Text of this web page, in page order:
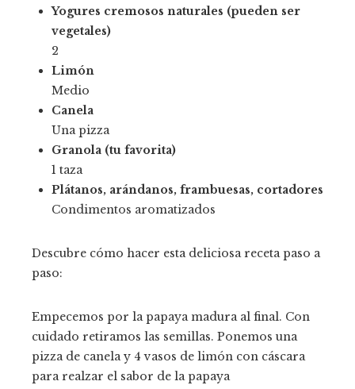
Yogures cremosos naturales (pueden ser
vegetales)
2
Limón
Medio
Canela
Una pizza
Granola (tu favorita)
1 taza
Plátanos, arándanos, frambuesas, cortadores
Condimentos aromatizados
Descubre cómo hacer esta deliciosa receta paso a
paso:
Empecemos por la papaya madura al final. Con
cuidado retiramos las semillas. Ponemos una
pizza de canela y 4 vasos de limón con cáscara
para realzar el sabor de la papaya